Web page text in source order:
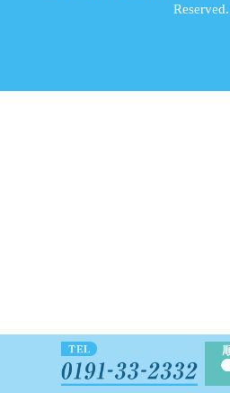
Reserved.